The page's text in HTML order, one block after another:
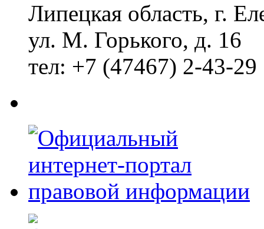
Липецкая область, г.
ул. М. Горького, д. 16
тел: +7 (47467) 2-43-29